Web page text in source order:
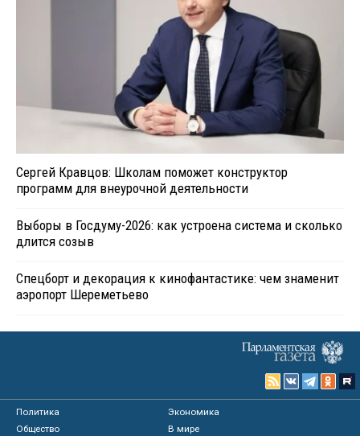
Сергей Кравцов: Школам поможет конструктор
программ для внеурочной деятельности
Выборы в Госдуму-2026: как устроена система и сколько
длится созыв
Спецборт и декорация к кинофантастике: чем знаменит
аэропорт Шереметьево
Политика
Экономика
Общество
В мире